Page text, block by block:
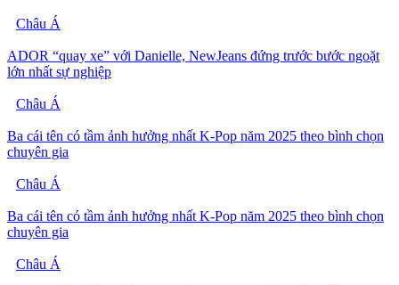
Châu Á
ADOR “quay xe” với Danielle, NewJeans đứng trước bước ngoặt
lớn nhất sự nghiệp
Châu Á
Ba cái tên có tầm ảnh hưởng nhất K-Pop năm 2025 theo bình chọn
chuyên gia
Châu Á
Ba cái tên có tầm ảnh hưởng nhất K-Pop năm 2025 theo bình chọn
chuyên gia
Châu Á